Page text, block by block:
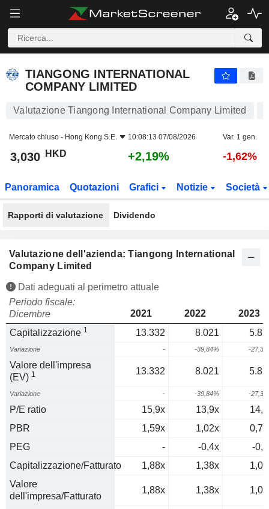
TIANGONG INTERNATIONAL
COMPANY LIMITED
Valutazione Tiangong International Company Limited
Mercato chiuso - Hong Kong S.E. 10:08:13 07/08/2026 Var. 1 gen.
3,030 HKD +2,19% -1,62%
Panoramica Quotazioni Grafici Notizie Società
Rapporti di valutazione Dividendo
Valutazione dell'azienda: Tiangong International
Company Limited
Dati adeguati al perimetro attuale
Periodo fiscale:
Dicembre
2021 2022
2023
Capitalizzazione 1 13.332 8.021
Variazione - -39,84% -
Valore dell'impresa
(EV) 1 13.332 8.021
Variazione - -39,84% -
P/E ratio 15,9x 13,9x
PBR
1,59x 1,02x
PEG
- -0,4x
-
Capitalizzazione/Fatturato
1,88x 1,38x
Valore
dell'impresa/Fatturato
1,88x 1,38x